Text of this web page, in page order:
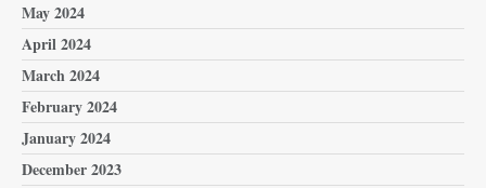
May 2024
April 2024
March 2024
February 2024
January 2024
December 2023